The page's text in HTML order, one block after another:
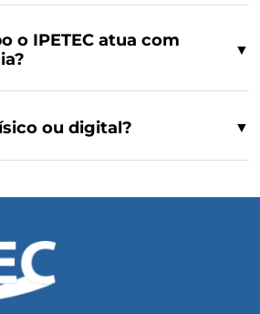
o IPETEC atua com
▼
ou digital? ▼